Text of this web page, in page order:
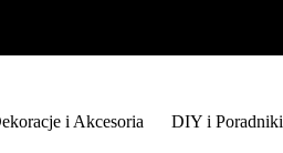
i Akcesoria DIY i Poradniki